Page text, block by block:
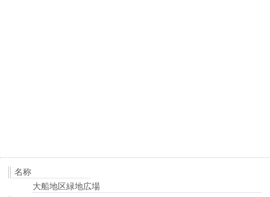
名称
大船地区緑地広場